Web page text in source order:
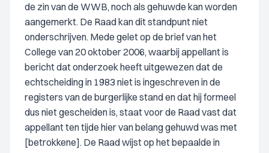
de zin van de WWB, noch als gehuwde kan worden
aangemerkt. De Raad kan dit standpunt niet
onderschrijven. Mede gelet op de brief van het
College van 20 oktober 2006, waarbij appellant is
bericht dat onderzoek heeft uitgewezen dat de
echtscheiding in 1983 niet is ingeschreven in de
registers van de burgerlijke stand en dat hij formeel
dus niet gescheiden is, staat voor de Raad vast dat
appellant ten tijde hier van belang gehuwd was met
[betrokkene]. De Raad wijst op het bepaalde in